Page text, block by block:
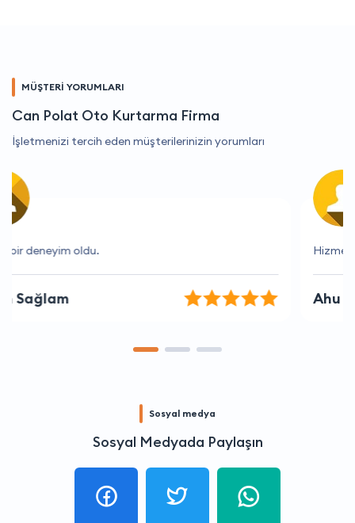
MÜŞTERİ YORUMLARI
Can Polat Oto Kurtarma Firma
İşletmenizi tercih eden müşterilerinizin yorumları
Hizmet kalitesi ve fiyat dengesi harika.
Ahu Uslu
Sosyal medya
Sosyal Medyada Paylaşın